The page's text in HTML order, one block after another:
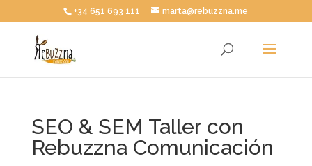
+34 651 693 111 marta@rebuzzna.me
SEO & SEM Taller con
Rebuzzna Comunicación